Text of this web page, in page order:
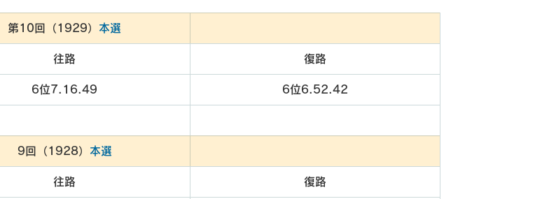
第10回（1929） 本選
往路 復路
6位7.16.49 6位6.52.42
9回（1928） 本選
往路 復路